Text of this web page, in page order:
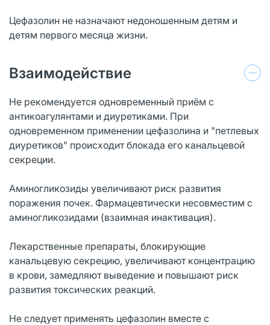
Цефазолин не назначают недоношенным детям и
детям первого месяца жизни.
Взаимодействие
Не рекомендуется одновременный приём с
антикоагулянтами и диуретиками. При
одновременном применении цефазолина и "петлевых
диуретиков" происходит блокада его канальцевой
секреции.
Аминогликозиды увеличивают риск развития
поражения почек. Фармацевтически несовместим с
аминогликозидами (взаимная инактивация).
Лекарственные препараты, блокирующие
канальцевую секрецию, увеличивают концентрацию
в крови, замедляют выведение и повышают риск
развития токсических реакций.
Не следует применять цефазолин вместе с